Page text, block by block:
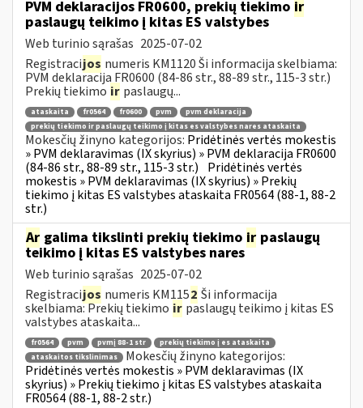
PVM deklaracijos FR0600, prekių tiekimo ir
paslaugų teikimo į kitas ES valstybes
Web turinio sąrašas 2025-07-02
Registracijos numeris KM1120 Ši informacija skelbiama:
PVM deklaracija FR0600 (84-86 str., 88-89 str., 115-3 str.)
Prekių tiekimo ir paslaugų...
ataskaita fr0564 fr0600 pvm
pvm deklaracija
prekių tiekimo ir paslaugų teikimo į kitas es valstybes nares ataskaita
Mokesčių žinyno kategorijos: Pridėtinės vertės mokestis
» PVM deklaravimas (IX skyrius) » PVM deklaracija FR0600
(84-86 str., 88-89 str., 115-3 str.) Pridėtinės vertės
mokestis » PVM deklaravimas (IX skyrius) » Prekių
tiekimo į kitas ES valstybes ataskaita FR0564 (88-1, 88-2
str.)
Ar galima tikslinti prekių tiekimo ir paslaugų
teikimo į kitas ES valstybes nares
Web turinio sąrašas 2025-07-02
Registracijos numeris KM1152 Ši informacija
skelbiama: Prekių tiekimo ir paslaugų teikimo į kitas ES
valstybes ataskaita...
fr0564 pvm pvmį 88-1 str
prekių tiekimo į es ataskaita
ataskaitos tikslinimas
Mokesčių žinyno kategorijos:
Pridėtinės vertės mokestis » PVM deklaravimas (IX
skyrius) » Prekių tiekimo į kitas ES valstybes ataskaita
FR0564 (88-1, 88-2 str.)